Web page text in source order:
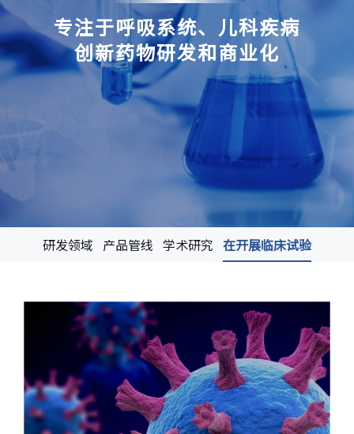
专注于呼吸系统、儿科疾病
创新药物研发和商业化
研发领域 产品管线 学术研究 在开展临床试验